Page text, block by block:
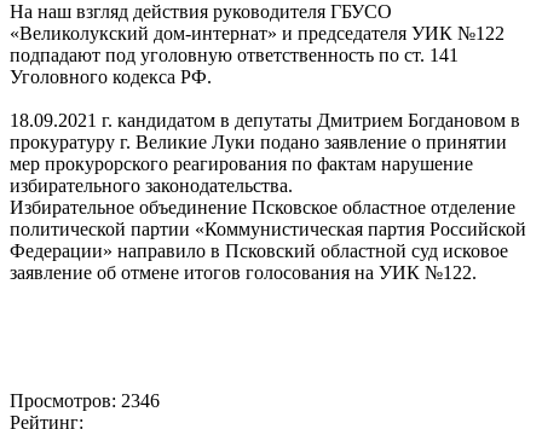
На наш взгляд действия руководителя ГБУСО
«Великолукский дом-интернат» и председателя УИК №122
подпадают под уголовную ответственность по ст. 141
Уголовного кодекса РФ.
18.09.2021 г. кандидатом в депутаты Дмитрием Богдановом в
прокуратуру г. Великие Луки подано заявление о принятии
мер прокурорского реагирования по фактам нарушение
избирательного законодательства.
Избирательное объединение Псковское областное отделение
политической партии «Коммунистическая партия Российской
Федерации» направило в Псковский областной суд исковое
заявление об отмене итогов голосования на УИК №122.
Просмотров: 2346
Рейтинг: